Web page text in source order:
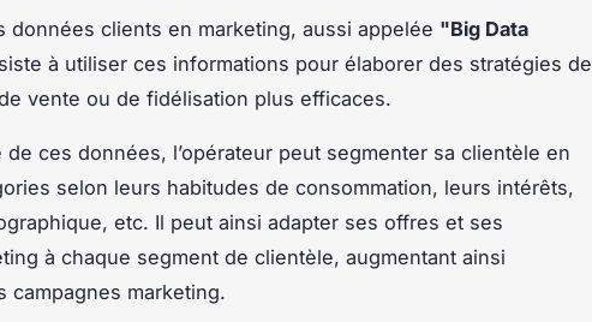
données clients en marketing, aussi appelée "Big Data
à utiliser ces informations pour élaborer des stratégies de
vente ou de fidélisation plus efficaces.
de ces données, l’opérateur peut segmenter sa clientèle en
selon leurs habitudes de consommation, leurs intérêts,
etc. Il peut ainsi adapter ses offres et ses
à chaque segment de clientèle, augmentant ainsi
campagnes marketing.